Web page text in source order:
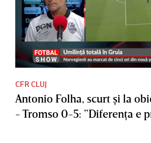
CFR CLUJ
Antonio Folha, scurt şi la
- Tromso 0-5: ”Diferenţa e